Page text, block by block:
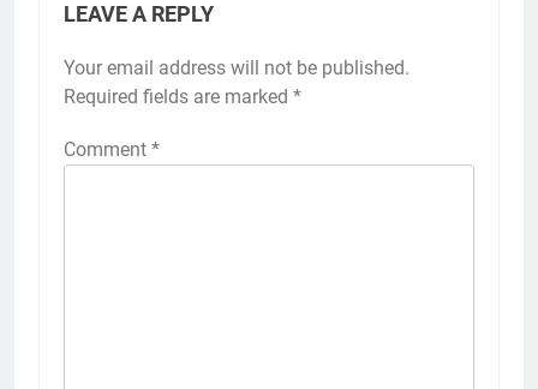
LEAVE A REPLY
Your email address will not be published.
Required fields are marked *
Comment *